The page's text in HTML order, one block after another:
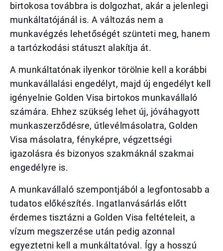
birtokosa továbbra is dolgozhat, akár a jelenlegi
munkáltatójánál is. A változás nem a
munkavégzés lehetőségét szünteti meg, hanem
a tartózkodási státuszt alakítja át.
A munkáltatónak ilyenkor törölnie kell a korábbi
munkavállalási engedélyt, majd új engedélyt kell
igényelnie Golden Visa birtokos munkavállaló
számára. Ehhez szükség lehet új, jóváhagyott
munkaszerződésre, útlevélmásolatra, Golden
Visa másolatra, fényképre, végzettségi
igazolásra és bizonyos szakmáknál szakmai
engedélyre is.
A munkavállaló szempontjából a legfontosabb a
tudatos előkészítés. Ingatlanvásárlás előtt
érdemes tisztázni a Golden Visa feltételeit, a
vízum megszerzése után pedig azonnal
egyeztetni kell a munkáltatóval. Így a hosszú